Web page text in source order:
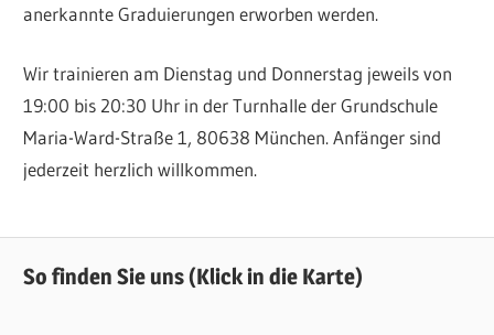
anerkannte Graduierungen erworben werden.
Wir trainieren am Dienstag und Donnerstag jeweils von
19:00 bis 20:30 Uhr in der Turnhalle der Grundschule
Maria-Ward-Straße 1, 80638 München. Anfänger sind
jederzeit herzlich willkommen.
So finden Sie uns (Klick in die Karte)